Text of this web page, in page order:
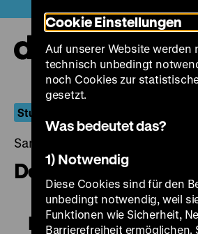
zum
Seiteninhalt
springen
Sturm und Zwang
Samstag, 12. Dezember 2015,
Der Frühling braucht
Der Frühling braucht
Cookie Einstellungen
Auf unserer Website werden
technisch unbedingt
noch Cookies zur
gesetzt.
Was bedeutet das?
1) Notwendig
Diese Cookies sind für den
unbedingt notwendig, weil
Funktionen wie Sicherheit,
Barrierefreiheit ermöglichen.